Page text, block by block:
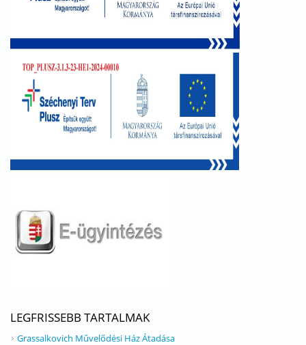
LEGFRISSEBB TARTALMAK
Grassalkovich Művelődési Ház Átadása